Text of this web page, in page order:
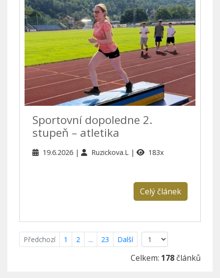
Sportovní dopoledne 2.
stupeň – atletika
19.6.2026 Ruzickova.L 183x
Celý článek
Předchozí 1 2 ... 23 Další
Celkem: 178 článků